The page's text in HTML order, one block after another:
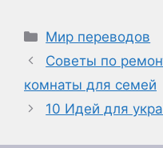
Рубрики
Мир переводов
Советы по
комнаты для семей
10 Идей для